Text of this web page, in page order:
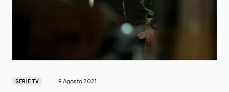
SERIE TV 9 Agosto 2021